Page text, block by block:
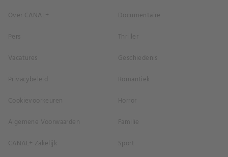
Over CANAL+
Pers
Vacatures
Privacybeleid
Cookievoorkeuren
Algemene Voorwaarden
CANAL+ Zakelijk
Documentaire
Thriller
Geschiedenis
Romantiek
Horror
Familie
Sport